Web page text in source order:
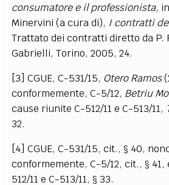
consumatore e il professionista,
Minervini (a cura di), I contratti
Trattato dei contratti diretto da P.
Gabrielli, Torino, 2005, 24.
[3] CGUE, C-531/15, Otero Ramos
conformemente, C-5/12, Betriu
cause riunite C-512/11 e C-513/11,
32.
[4] CGUE, C-531/15, cit., § 40,
conformemente, C-5/12, cit., §
512/11 e C-513/11, § 33.